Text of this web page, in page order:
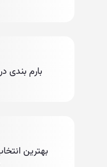
بارم بندی
بهترین